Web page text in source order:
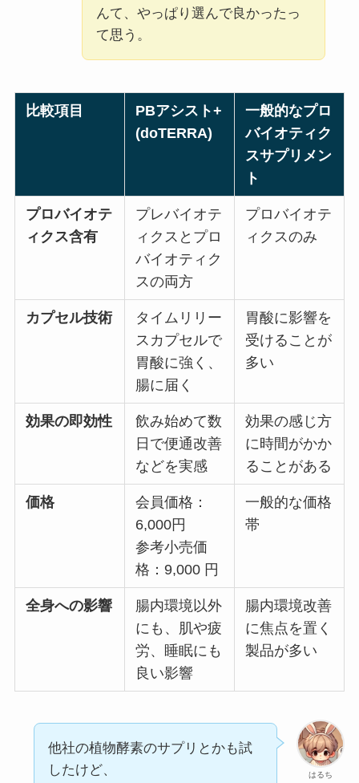
んて、やっぱり選んで良かったっ
て思う。
比較項目
PBアシスト+
(doTERRA)
一般的なプロ
バイオティク
スサプリメン
ト
プロバイオテ
ィクス含有
プレバイオテ
ィクスとプロ
バイオティク
スの両方
プロバイオテ
ィクスのみ
カプセル技術
タイムリリー
スカプセルで
胃酸に強く、
腸に届く
胃酸に影響を
受けることが
多い
効果の即効性
飲み始めて数
日で便通改善
などを実感
効果の感じ方
に時間がかか
ることがある
価格
会員価格：
6,000円
参考小売価
格：9,000 円
一般的な価格
帯
全身への影響
腸内環境以外
にも、肌や疲
労、睡眠にも
良い影響
腸内環境改善
に焦点を置く
製品が多い
はるち
他社の植物酵素のサプリとかも試
したけど、